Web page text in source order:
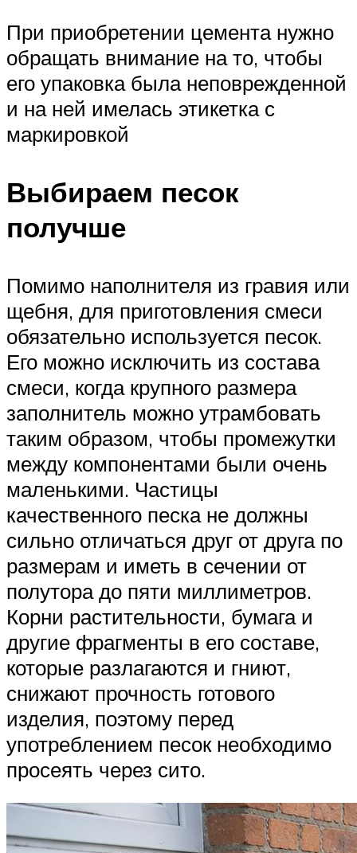
При приобретении цемента нужно
обращать внимание на то, чтобы
его упаковка была неповрежденной
и на ней имелась этикетка с
маркировкой
Выбираем песок
получше
Помимо наполнителя из гравия или
щебня, для приготовления смеси
обязательно используется песок.
Его можно исключить из состава
смеси, когда крупного размера
заполнитель можно утрамбовать
таким образом, чтобы промежутки
между компонентами были очень
маленькими. Частицы
качественного песка не должны
сильно отличаться друг от друга по
размерам и иметь в сечении от
полутора до пяти миллиметров.
Корни растительности, бумага и
другие фрагменты в его составе,
которые разлагаются и гниют,
снижают прочность готового
изделия, поэтому перед
употреблением песок необходимо
просеять через сито.